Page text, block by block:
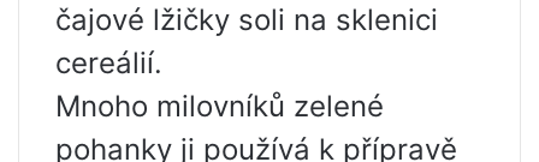
čajové lžičky soli na sklenici
cereálií.
Mnoho milovníků zelené
pohanky ji používá k přípravě